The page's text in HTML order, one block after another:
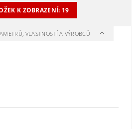
K ZOBRAZENÍ: 19
VLASTNOSTÍ A VÝROBCŮ